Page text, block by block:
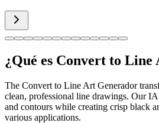
¿Qué es Convert to
The Convert to Line Art Generador
clean, professional line drawings. Our IA
and contours while creating crisp black
various applications.